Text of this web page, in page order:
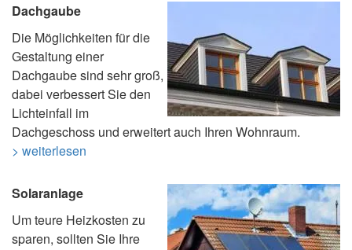
Dachgaube
Die Möglichkeiten für die
Gestaltung einer
Dachgaube sind sehr groß,
dabei verbessert Sie den
Lichteinfall im
Dachgeschoss und erweitert auch Ihren Wohnraum.
> weiterlesen
Solaranlage
Um teure Heizkosten zu
sparen, sollten Sie Ihre